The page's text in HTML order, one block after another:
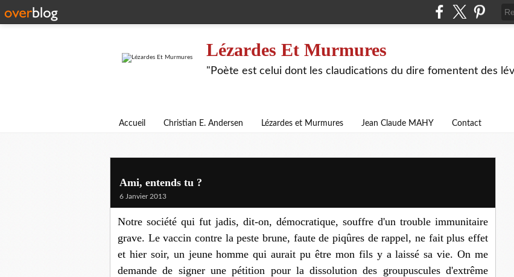
Lézardes Et Murmures
"Poète est celui dont les claudications du dire fomentent des
Accueil Christian E. Andersen Lézardes et Murmures Jean Claude MAHY Contact
Ami, entends tu ?
6 Janvier 2013
Notre société qui fut jadis, dit-on, démocratique, souffre d'un trouble immunitaire
grave. Le vaccin contre la peste brune, faute de piqûres de rappel, ne fait plus effet
et hier soir, un jeune homme qui aurait pu être mon fils y a laissé sa vie. On me
demande de signer une pétition pour la dissolution des groupuscules d'extrême